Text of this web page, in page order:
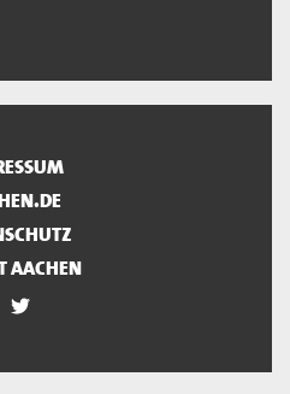
AACHEN